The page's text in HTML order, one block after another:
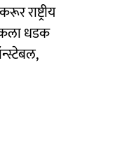
राष्ट्रीय
धडक